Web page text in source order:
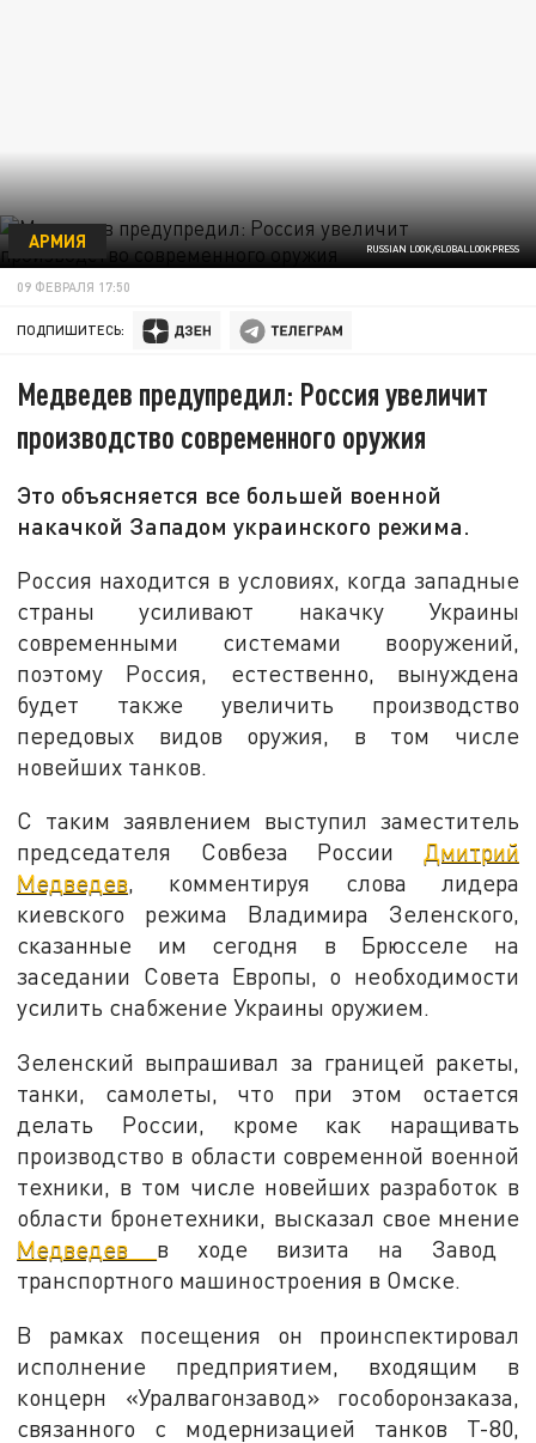
RUSSIAN LOOK/GLOBALLOOKPRESS
АРМИЯ
09 ФЕВРАЛЯ 17:50
ПОДПИШИТЕСЬ:
Медведев предупредил: Россия увеличит
производство современного оружия
Это объясняется все большей военной
накачкой Западом украинского режима.
Россия находится в условиях, когда западные
страны усиливают накачку Украины
современными системами вооружений,
поэтому Россия, естественно, вынуждена
будет также увеличить производство
передовых видов оружия, в том числе
новейших танков.
С таким заявлением выступил заместитель
председателя Совбеза России Дмитрий
Медведев, комментируя слова лидера
киевского режима Владимира Зеленского,
сказанные им сегодня в Брюсселе на
заседании Совета Европы, о необходимости
усилить снабжение Украины оружием.
Зеленский выпрашивал за границей ракеты,
танки, самолеты, что при этом остается
делать России, кроме как наращивать
производство в области современной военной
техники, в том числе новейших разработок в
области бронетехники, высказал свое мнение
Медведев в ходе визита на Завод
транспортного машиностроения в Омске.
В рамках посещения он проинспектировал
исполнение предприятием, входящим в
концерн «Уралвагонзавод» гособоронзаказа,
связанного с модернизацией танков Т-80,